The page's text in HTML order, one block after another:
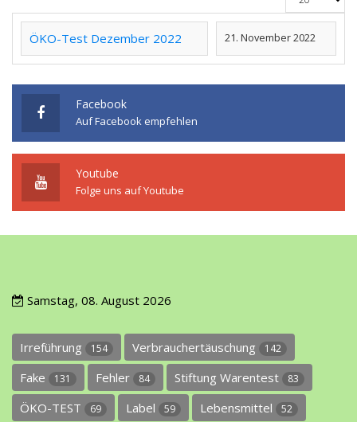
ÖKO-Test Dezember 2022 21. November 2022
Facebook
Auf Facebook empfehlen
Youtube
Folge uns auf Youtube
Samstag, 08. August 2026
Irreführung 154 Verbrauchertäuschung 142
Fake 131 Fehler 84 Stiftung Warentest 83
ÖKO-TEST 69 Label 59 Lebensmittel 52